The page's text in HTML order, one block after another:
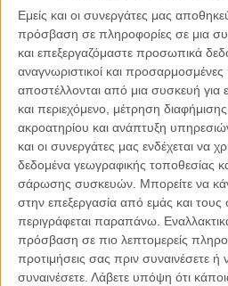
Εμείς και οι συνεργάτες μας
πρόσβαση σε πληροφορίες σε μια
και επεξεργαζόμαστε προσωπικά
αναγνωριστικοί και
αποστέλλονται από μια συσκευή για
και περιεχόμενο, μέτρηση
ακροατηρίου και ανάπτυξη
και οι συνεργάτες μας ενδέχεται να
δεδομένα γεωγραφικής τοποθεσίας
σάρωσης συσκευών. Μπορείτε να
στην επεξεργασία από εμάς και
περιγράφεται παραπάνω.
πρόσβαση σε πιο λεπτομερείς
προτιμήσεις σας πριν συναινέσετε ή
συναινέσετε. Λάβετε υπόψη ότι
της αντίθετης γνώμης.
Ο κατ’ εξοχήν χώρος που
μισαλλοδοξία, η αποστροφή στο
συχνότατα η έννοια του
στην επικοινωνία των μέσων
επικοινωνιακός «πόλεμος» στα
μεγάλο βαθμό την προσοχή των
το σημαντικότερο εμπορεύσιμο
περιβάλλοντα. Οι χρήστες
υποστηριζόμενη θέση και την
εκτοξεύοντας ανεμπόδιστα ακόμα